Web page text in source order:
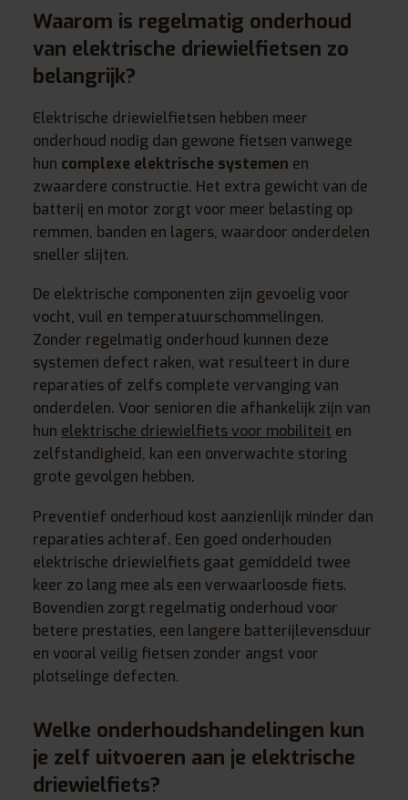
Waarom is regelmatig onderhoud
van elektrische driewielfietsen zo
belangrijk?
Elektrische driewielfietsen hebben meer
onderhoud nodig dan gewone fietsen vanwege
hun complexe elektrische systemen en
zwaardere constructie. Het extra gewicht van de
batterij en motor zorgt voor meer belasting op
remmen, banden en lagers, waardoor onderdelen
sneller slijten.
De elektrische componenten zijn gevoelig voor
vocht, vuil en temperatuurschommelingen.
Zonder regelmatig onderhoud kunnen deze
systemen defect raken, wat resulteert in dure
reparaties of zelfs complete vervanging van
onderdelen. Voor senioren die afhankelijk zijn van
hun elektrische driewielfiets voor mobiliteit en
zelfstandigheid, kan een onverwachte storing
grote gevolgen hebben.
Preventief onderhoud kost aanzienlijk minder dan
reparaties achteraf. Een goed onderhouden
elektrische driewielfiets gaat gemiddeld twee
keer zo lang mee als een verwaarloosde fiets.
Bovendien zorgt regelmatig onderhoud voor
betere prestaties, een langere batterijlevensduur
en vooral veilig fietsen zonder angst voor
plotselinge defecten.
Welke onderhoudshandelingen kun
je zelf uitvoeren aan je elektrische
driewielfiets?